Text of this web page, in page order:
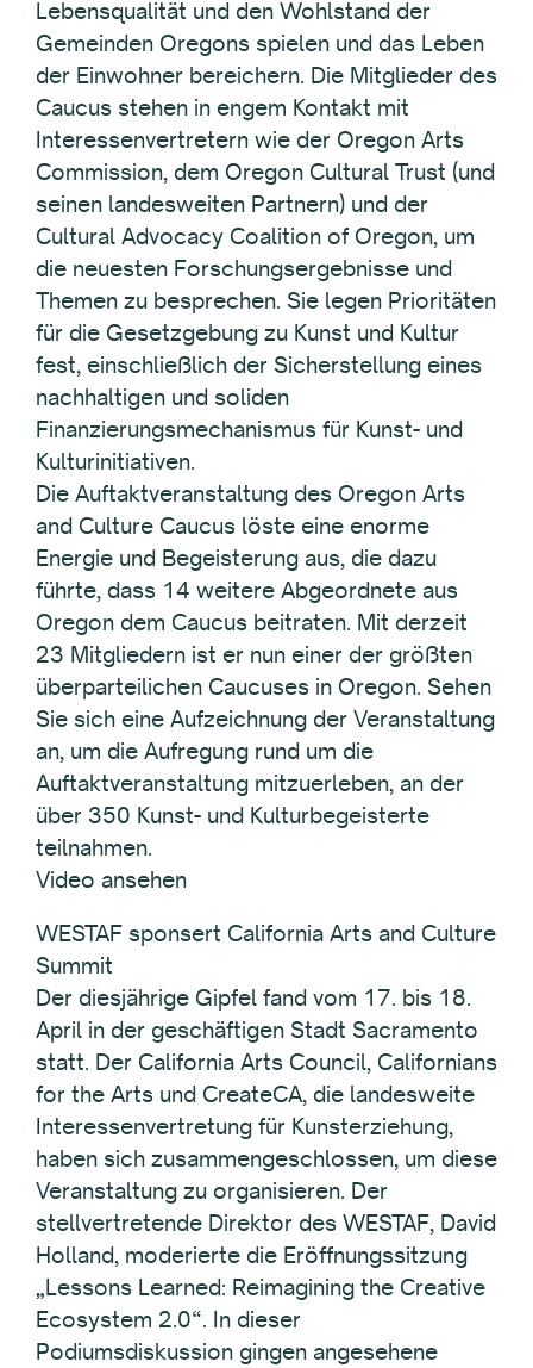
Lebensqualität und den Wohlstand der
Gemeinden Oregons spielen und das Leben
der Einwohner bereichern. Die Mitglieder des
Caucus stehen in engem Kontakt mit
Interessenvertretern wie der Oregon Arts
Commission, dem Oregon Cultural Trust (und
seinen landesweiten Partnern) und der
Cultural Advocacy Coalition of Oregon, um
die neuesten Forschungsergebnisse und
Themen zu besprechen. Sie legen Prioritäten
für die Gesetzgebung zu Kunst und Kultur
fest, einschließlich der Sicherstellung eines
nachhaltigen und soliden
Finanzierungsmechanismus für Kunst- und
Kulturinitiativen.
Die Auftaktveranstaltung des Oregon Arts
and Culture Caucus löste eine enorme
Energie und Begeisterung aus, die dazu
führte, dass 14 weitere Abgeordnete aus
Oregon dem Caucus beitraten. Mit derzeit
23 Mitgliedern ist er nun einer der größten
überparteilichen Caucuses in Oregon. Sehen
Sie sich eine Aufzeichnung der Veranstaltung
an, um die Aufregung rund um die
Auftaktveranstaltung mitzuerleben, an der
über 350 Kunst- und Kulturbegeisterte
teilnahmen.
Video ansehen
WESTAF sponsert California Arts and Culture
Summit
Der diesjährige Gipfel fand vom 17. bis 18.
April in der geschäftigen Stadt Sacramento
statt. Der California Arts Council, Californians
for the Arts und CreateCA, die landesweite
Interessenvertretung für Kunsterziehung,
haben sich zusammengeschlossen, um diese
Veranstaltung zu organisieren. Der
stellvertretende Direktor des WESTAF, David
Holland, moderierte die Eröffnungssitzung
„Lessons Learned: Reimagining the Creative
Ecosystem 2.0“. In dieser
Podiumsdiskussion gingen angesehene